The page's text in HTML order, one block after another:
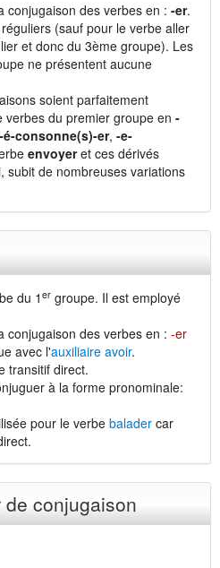
conjugaison des verbes en : -er.
(sauf pour le verbe aller
et donc du 3ème groupe). Les
ne présentent aucune
soient parfaitement
verbes du premier groupe en -
-é-consonne(s)-er, -e-
envoyeret ces dérivés
subit de nombreuses variations
du 1 er groupe. Il est employé
conjugaison des verbes en : -er
avec l'auxiliaire avoir.
transitif direct.
à la forme pronominale:
pour le verbe balader car
conjugaison